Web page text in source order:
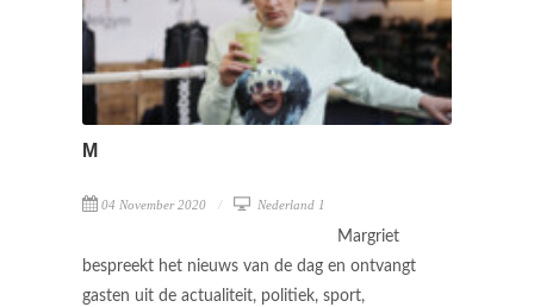
M
04 November 2020 Nederland 1
Margriet
bespreekt het nieuws van de dag en ontvangt
gasten uit de actualiteit, politiek, sport,